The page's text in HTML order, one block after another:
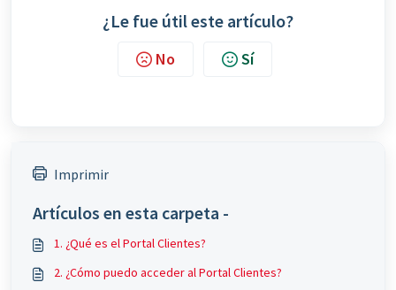
¿Le fue útil este artículo?
No Sí
Imprimir
Artículos en esta carpeta -
1. ¿Qué es el Portal Clientes?
2. ¿Cómo puedo acceder al Portal Clientes?